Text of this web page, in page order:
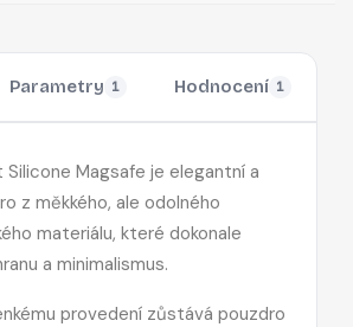
Parametry 1 Hodnocení 1
Magsafe je elegantní a
z měkkého, ale odolného
materiálu, které dokonale
a minimalismus.
provedení zůstává pouzdro